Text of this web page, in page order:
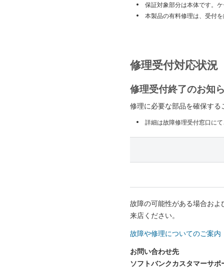
保証対象部分は本体です。
本製品の有料修理は、受付
修理受付対応状況
修理受付終了のお知
修理に必要な部品を確保す
詳細は故障修理受付窓口に
故障の可能性がある場合お
来店ください。
故障や修理についてのご案内
お問い合わせ先
ソフトバンクカスタマーサポ